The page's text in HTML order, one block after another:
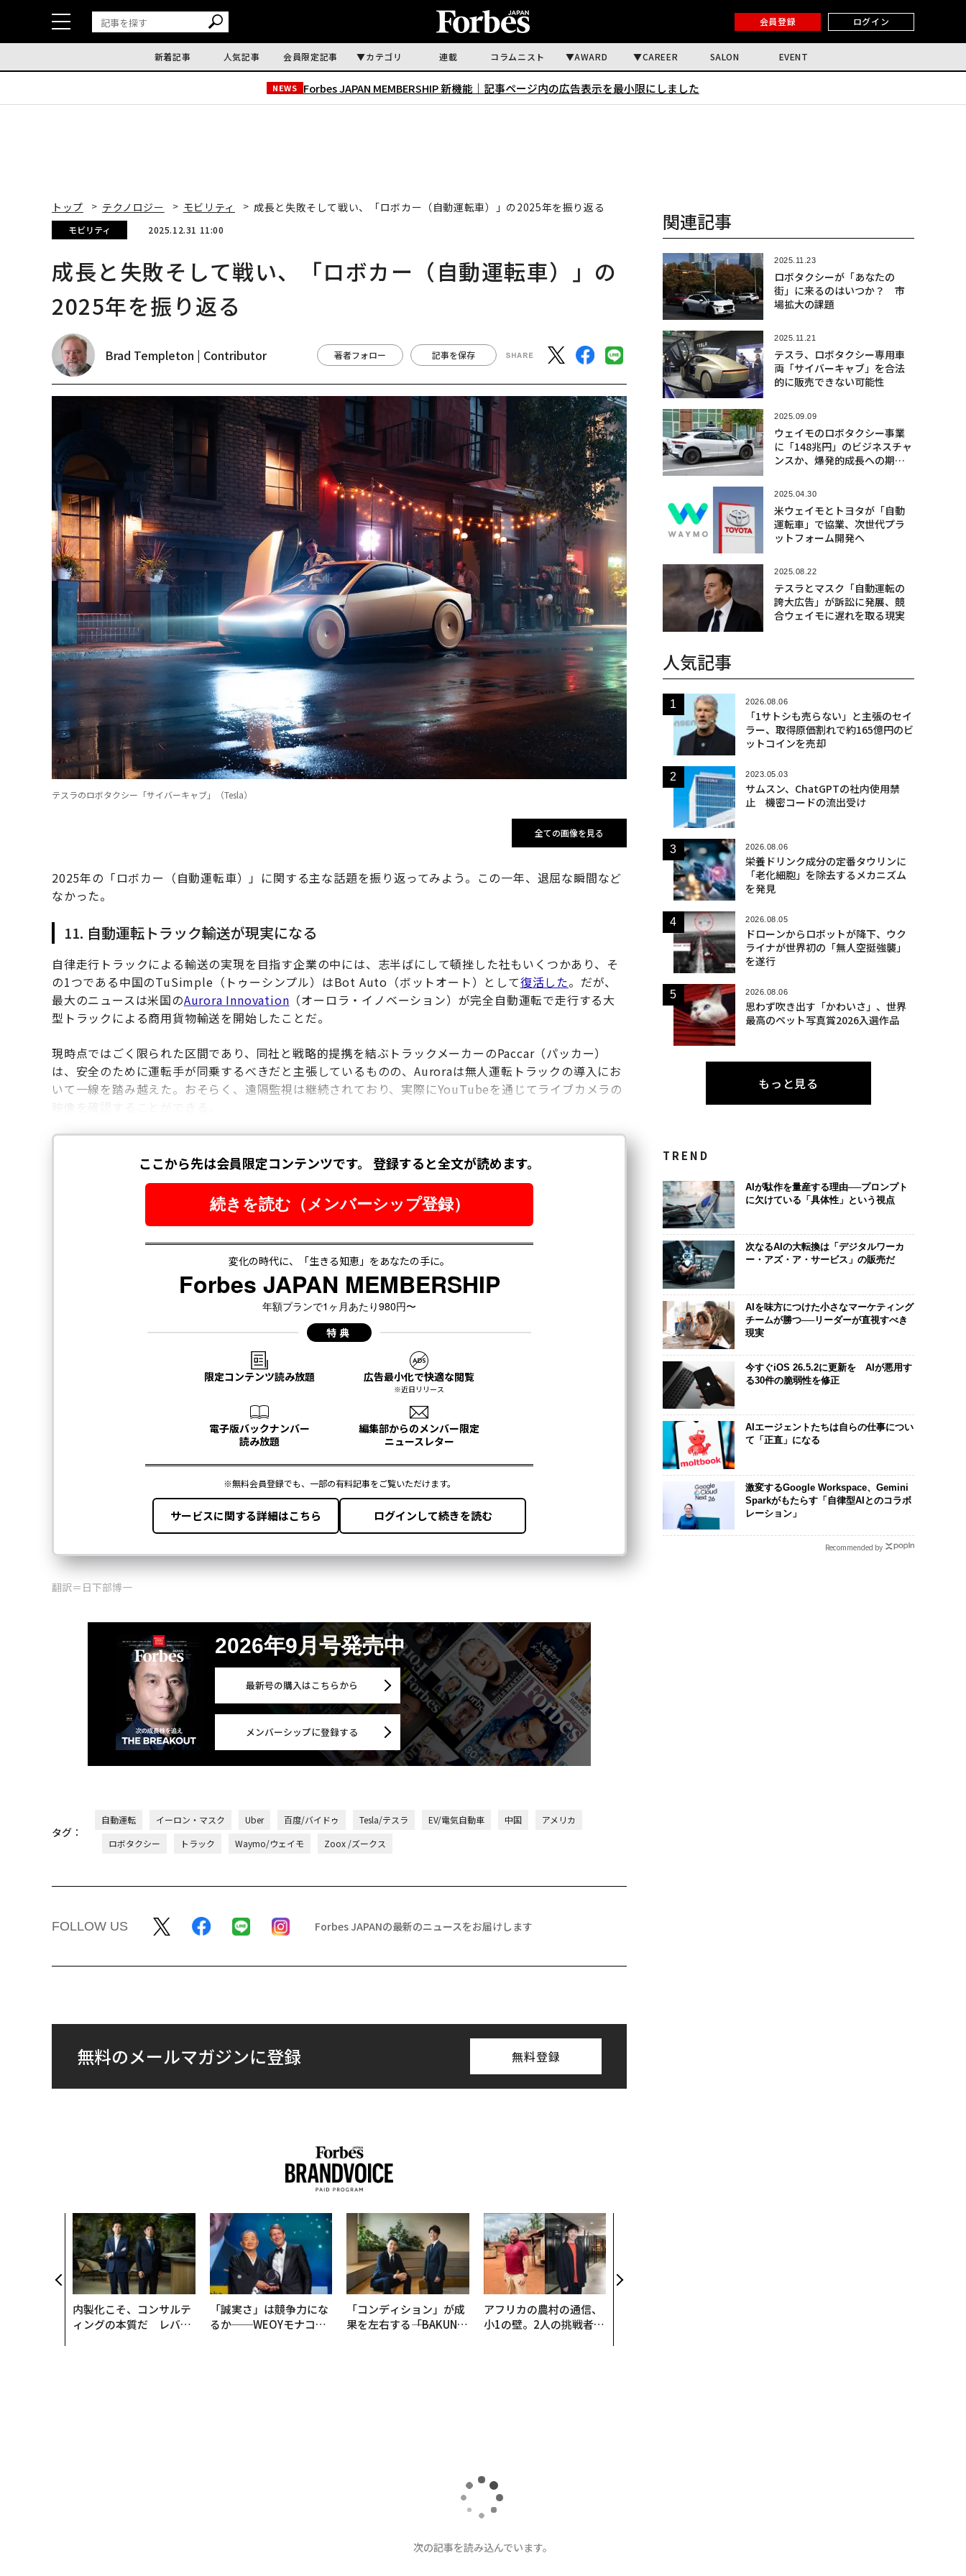
会員登録 ログイン
新着記事 人気記事 会員限定記事 カテゴリ 連載 コラムニスト AWARD CAREER SALON EVENT
NEWS Forbes JAPAN MEMBERSHIP 新機能｜ 記事ページ内の広告表示を最小限にしました
トップ テクノロジー モビリティ 成長と失敗そして戦い、「ロボカー（自動運転車）」の2025年を振り返る
モビリティ 2025.12.31 11:00
成長と失敗そして戦い、「ロボカー（自動運転車）」の
2025年を振り返る
Brad Templeton | Contributor 著者フォロー 記事を保存
テスラのロボタクシー「サイバーキャブ」（Tesla）
全ての画像を見る
2025年の「ロボカー（自動運転車）」に関する主な話題を振り返ってみよう。この一年、退屈な瞬間など
なかった。
11. 自動運転トラック輸送が現実になる
自律走行トラックによる輸送の実現を目指す企業の中には、志半ばにして頓挫した社もいくつかあり、そ
の1つである中国のTuSimple（トゥーシンプル）はBot Auto（ボットオート）として復活した。だが、
最大のニュースは米国のAurora Innovation （オーロラ・イノベーション）が完全自動運転で走行する大
型トラックによる商用貨物輸送を開始したことだ。
現時点ではごく限られた区間であり、同社と戦略的提携を結ぶトラックメーカーのPaccar（パッカー）
は、安全のために運転手が同乗するべきだと主張しているものの、Auroraは無人運転トラックの導入にお
いて一線を踏み越えた。おそらく、遠隔監視は継続されており、実際にYouTubeを通じてライブカメラの
翻訳＝日下部博一
2026年9月号発売中
最新号の購入はこちらから
メンバーシップに登録する
タグ：
自動運転 イーロン・マスク Uber 百度/バイドゥ Tesla/テスラ EV/電気自動車 中国
アメリカ
ロボタクシー
トラック Waymo/ウェイモ Zoox /ズークス
FOLLOW US Forbes JAPANの最新のニュースをお届けします
無料のメールマガジンに登録 無料登録
内製化こそ、コンサルテ
ィングの本質だ レバレ
「誠実さ」は競争力にな
るか──WEOYモナコで
「コンディション」が成
果を左右する――「BAKUN
アフリカの農村の通信、
小1の壁。2人の挑戦者が
る1日│CAREER SUMMI
関連記事
2025.11.23
ロボタクシーが「あなたの
街」に来るのはいつか？ 市
場拡大の課題
2025.11.21
テスラ、ロボタクシー専用車
両「サイバーキャブ」を合法
的に販売できない可能性
2025.09.09
ウェイモのロボタクシー事業
に「148兆円」のビジネスチャ
ンスか、爆発的成長への期待
2025.04.30
米ウェイモとトヨタが「自動
運転車」で協業、次世代プラ
ットフォーム開発へ
2025.08.22
テスラとマスク「自動運転の
誇大広告」が訴訟に発展、競
合ウェイモに遅れを取る現実
人気記事
2026.08.06
「1サトシも売らない」と主張のセイ
ラー、取得原価割れで約165億円のビ
ットコインを売却
2023.05.03
サムスン、ChatGPTの社内使用禁
止 機密コードの流出受け
2026.08.06
栄養ドリンク成分の定番タウリンに
「老化細胞」を除去するメカニズム
を発見
2026.08.05
ドローンからロボットが降下、ウク
ライナが世界初の「無人空挺強襲」
を遂行
2026.08.06
思わず吹き出す「かわいさ」、世界
最高のペット写真賞2026入選作品
もっと見る
TREND
AIが駄作を量産する理由──プロンプト
に欠けている「具体性」という視点
次なるAIの大転換は「デジタルワーカ
ー・アズ・ア・サービス」の販売だ
AIを味方につけた小さなマーケティング
チームが勝つ──リーダーが直視すべき
現実
今すぐiOS 26.5.2に更新を AIが悪用す
る30件の脆弱性を修正
AIエージェントたちは自らの仕事につい
て「正直」になる
激変するGoogle Workspace、Gemini
Sparkがもたらす「自律型AIとのコラボ
レーション」
Recommended by
次の記事を読み込んでいます。